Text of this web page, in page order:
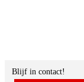
Blijf in contact!